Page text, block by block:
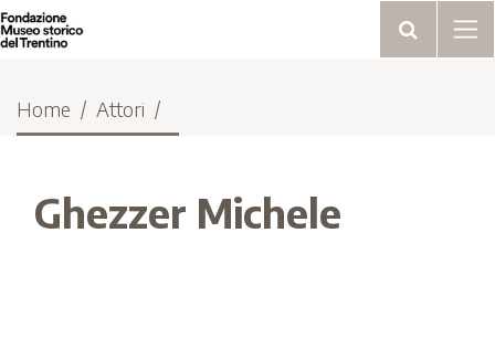
Home Attori
Ghezzer Michele